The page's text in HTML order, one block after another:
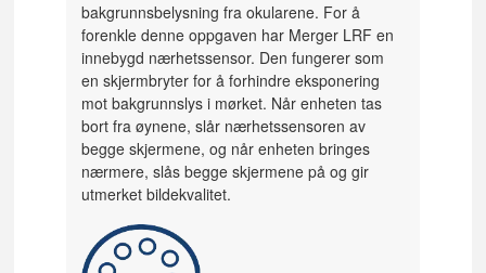
bakgrunnsbelysning fra okularene. For å
forenkle denne oppgaven har Merger LRF en
innebygd nærhetssensor. Den fungerer som
en skjermbryter for å forhindre eksponering
mot bakgrunnslys i mørket. Når enheten tas
bort fra øynene, slår nærhetssensoren av
begge skjermene, og når enheten bringes
nærmere, slås begge skjermene på og gir
utmerket bildekvalitet.